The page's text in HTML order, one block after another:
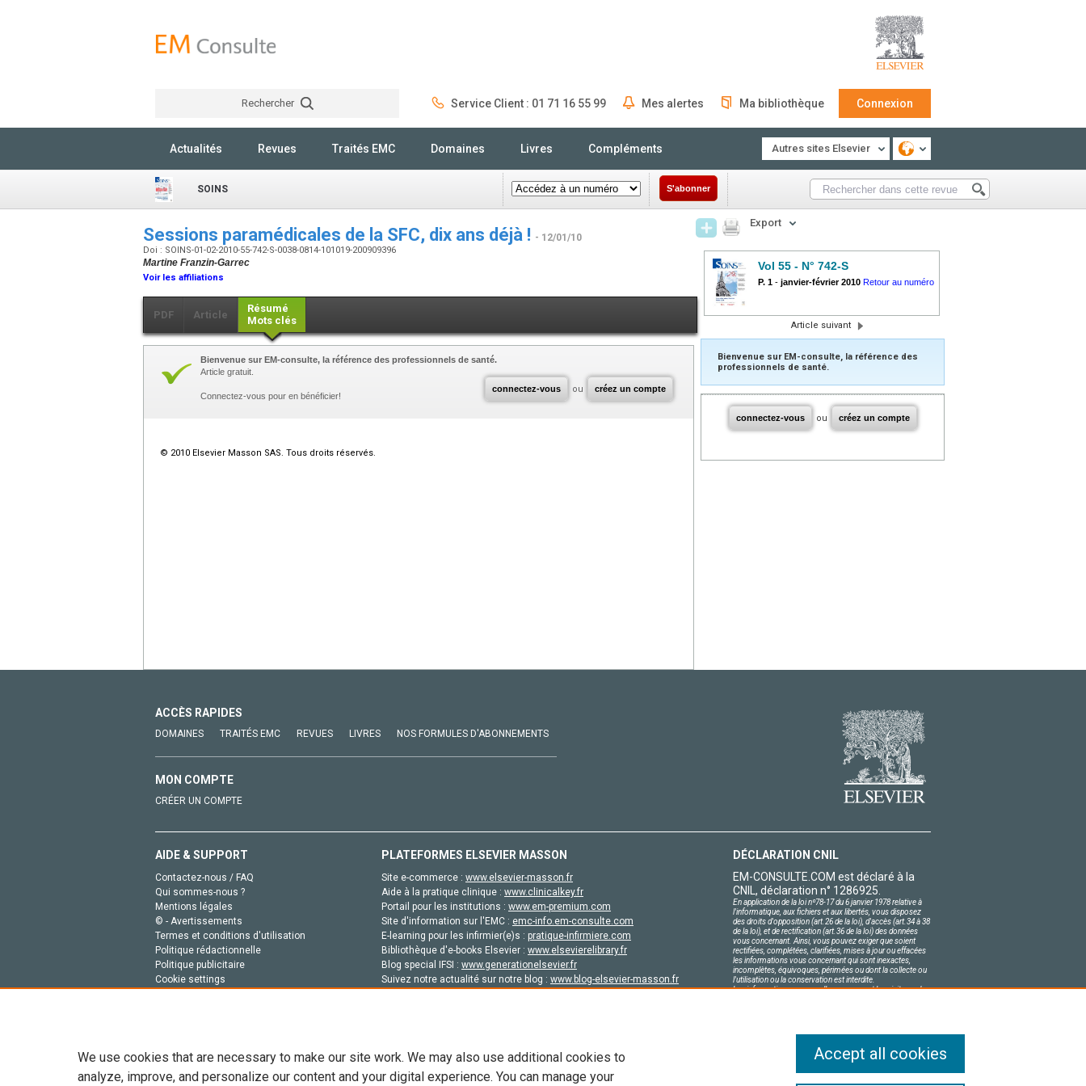
Rechercher Service Client : 01 71 16 55 99 Mes alertes Ma bibliothèque Connexion
Actualités Revues Traités EMC Domaines Livres Compléments Autres sites Elsevier
SOINS S'abonner
Sessions paramédicales de la SFC, dix ans déjà ! - 12/01/10
Doi : SOINS-01-02-2010-55-742-S-0038-0814-101019-200909396
Martine Franzin-Garrec
Voir les affiliations
PDF Article
Résumé
Mots clés
connectez-vous ou créez un compte
Bienvenue sur EM-consulte, la référence des professionnels de santé.
Article gratuit.
Connectez-vous pour en bénéficier!
© 2010 Elsevier Masson SAS. Tous droits réservés.
Export
Vol 55 - N° 742-S
P. 1 - janvier-février 2010 Retour au numéro
Article suivant
Bienvenue sur EM-consulte, la référence des
professionnels de santé.
connectez-vous ou créez un compte
ACCÈS RAPIDES
DOMAINES TRAITÉS EMC REVUES LIVRES NOS FORMULES D'ABONNEMENTS
MON COMPTE
CRÉER UN COMPTE
AIDE & SUPPORT
Contactez-nous / FAQ
Qui sommes-nous ?
Mentions légales
© - Avertissements
Termes et conditions d'utilisation
Politique rédactionnelle
Politique publicitaire
Cookie settings
PLATEFORMES ELSEVIER MASSON
Site e-commerce : www.elsevier-masson.fr
Aide à la pratique clinique : www.clinicalkey.fr
Portail pour les institutions : www.em-premium.com
Site d'information sur l'EMC : emc-info.em-consulte.com
E-learning pour les infirmier(e)s : pratique-infirmiere.com
Bibliothèque d'e-books Elsevier : www.elsevierelibrary.fr
Blog special IFSI : www.generationelsevier.fr
Suivez notre actualité sur notre blog : www.blog-elsevier-masson.fr
DÉCLARATION CNIL
EM-CONSULTE.COM est déclaré à la
CNIL, déclaration n° 1286925.
En application de la loi nº78-17 du 6 janvier 1978 relative à
l'informatique, aux fichiers et aux libertés, vous disposez
des droits d'opposition (art.26 de la loi), d'accès (art.34 à 38
de la loi), et de rectification (art.36 de la loi) des données
vous concernant. Ainsi, vous pouvez exiger que soient
rectifiées, complétées, clarifiées, mises à jour ou effacées
les informations vous concernant qui sont inexactes,
incomplètes, équivoques, périmées ou dont la collecte ou
l'utilisation ou la conservation est interdite.
Les informations personnelles concernant les visiteurs de
We use cookies that are necessary to make our site work. We may also use additional cookies to
analyze, improve, and personalize our content and your digital experience. You can manage your
Accept all cookies